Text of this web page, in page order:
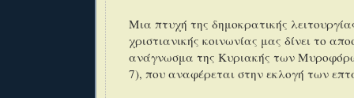
Μια πτυχή της δημοκρατικής
χριστιανικής κοινωνίας μας δίνει το
ανάγνωσμα της Κυριακής των
7), που αναφέρεται στην εκλογή των